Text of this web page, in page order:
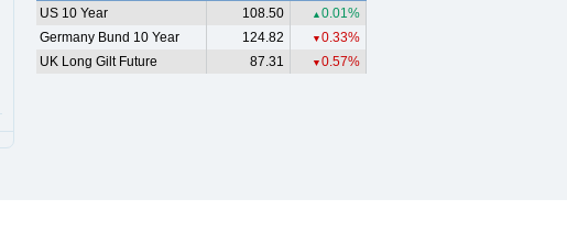
US 10 Year
108.50 ▲ 0.01%
Germany Bund 10 Year
124.82 ▼ 0.33%
UK Long Gilt Future
87.31 ▼ 0.57%